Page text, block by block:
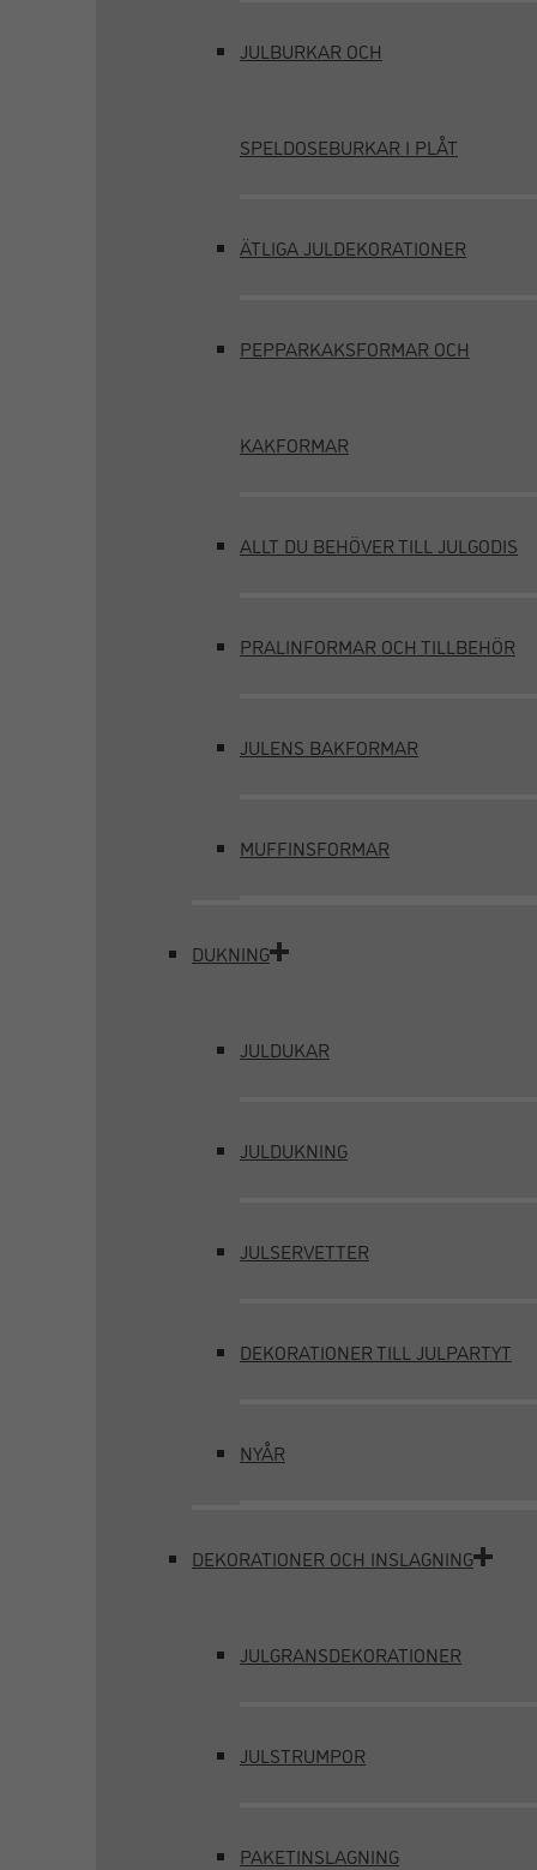
JULBURKAR OCH
SPELDOSEBURKAR I PLÅT
ÄTLIGA JULDEKORATIONER
PEPPARKAKSFORMAR OCH
KAKFORMAR
ALLT DU BEHÖVER TILL JULGODIS
PRALINFORMAR OCH TILLBEHÖR
JULENS BAKFORMAR
MUFFINSFORMAR
DUKNING
JULDUKAR
JULDUKNING
JULSERVETTER
DEKORATIONER TILL JULPARTYT
NYÅR
DEKORATIONER OCH INSLAGNING
JULGRANSDEKORATIONER
JULSTRUMPOR
PAKETINSLAGNING